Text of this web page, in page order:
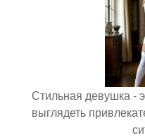
Стильная девушка -
выглядеть